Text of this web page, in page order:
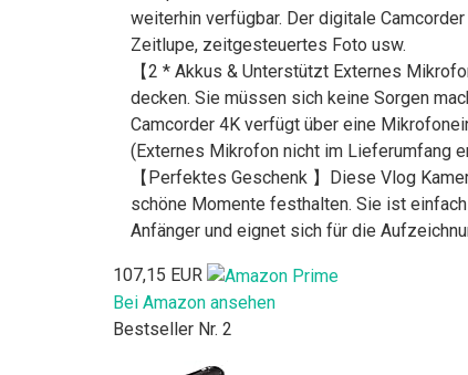
weiterhin verfügbar. Der digitale
Zeitlupe, zeitgesteuertes Foto usw.
【2 * Akkus & Unterstützt Externes
decken. Sie müssen sich keine Sorgen
Camcorder 4K verfügt über eine
(Externes Mikrofon nicht im Lieferumfang
【Perfektes Geschenk 】Diese Vlog
schöne Momente festhalten. Sie ist
Anfänger und eignet sich für die
107,15 EUR
Bei Amazon ansehen
Bestseller Nr. 2